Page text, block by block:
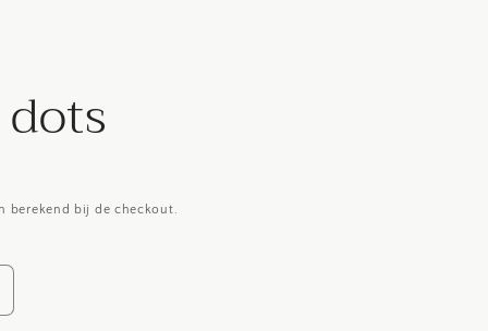
berekend bij de checkout.